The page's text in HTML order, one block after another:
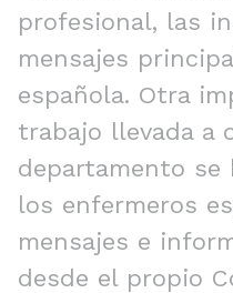
profesional, las
mensajes
española. Otra
trabajo llevada a
departamento
los enfermeros
mensajes e
desde el propio